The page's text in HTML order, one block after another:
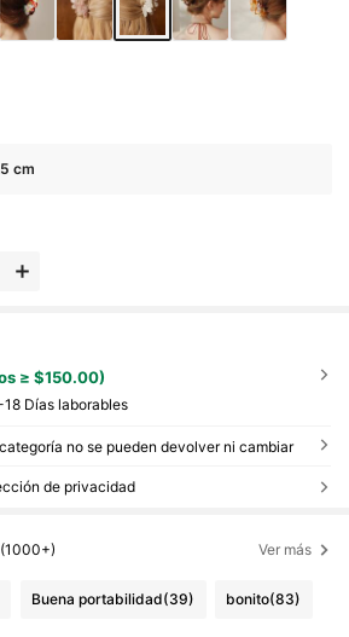
cm
≥ $150.00)
Días laborables
no se pueden devolver ni cambiar
de privacidad
(1000+) Ver más
Buena portabilidad(39) bonito(83)